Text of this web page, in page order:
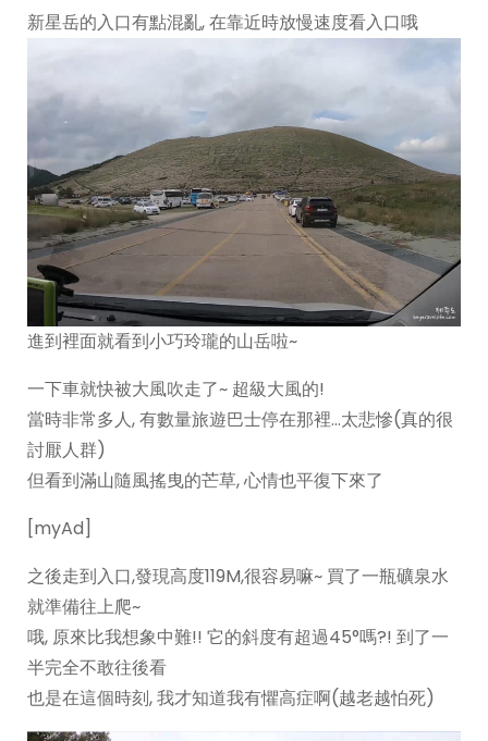
新星岳的入口有點混亂, 在靠近時放慢速度看入口哦
進到裡面就看到小巧玲瓏的山岳啦~
一下車就快被大風吹走了~ 超級大風的!
當時非常多人, 有數量旅遊巴士停在那裡…太悲慘(真的很
討厭人群)
但看到滿山隨風搖曳的芒草, 心情也平復下來了
[myAd]
之後走到入口,發現高度119M,很容易嘛~ 買了一瓶礦泉水
就準備往上爬~
哦, 原來比我想象中難!! 它的斜度有超過45°嗎?! 到了一
半完全不敢往後看
也是在這個時刻, 我才知道我有懼高症啊(越老越怕死)